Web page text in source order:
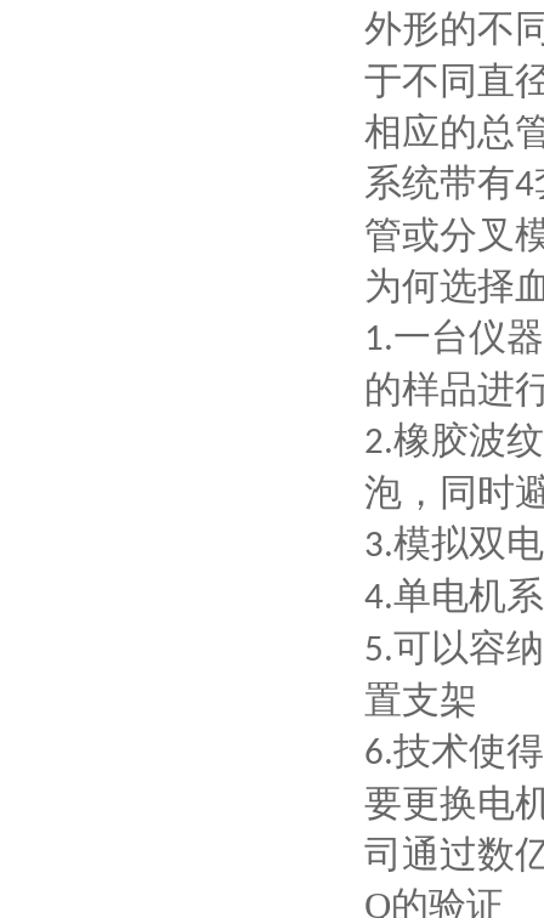
外形的不
于不同直
相应的总
系统带有4
管或分叉
为何选择
1.一台仪
的样品进
2.橡胶波
泡，同时
3.模拟双
4.单电机
5.可以容
置支架
6.技术使
要更换电
司通过数
Q的验证